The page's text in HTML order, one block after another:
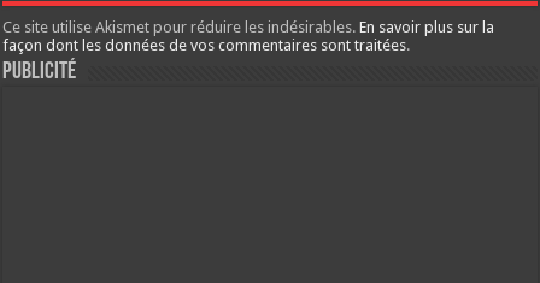
Ce site utilise Akismet pour réduire les indésirables.En savoir plus sur la
façon dont les données de vos commentaires sont traitées.
Publicité